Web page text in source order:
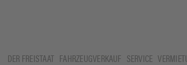
DER FREISTAAT FAHRZEUGVERKAUF SERVICE